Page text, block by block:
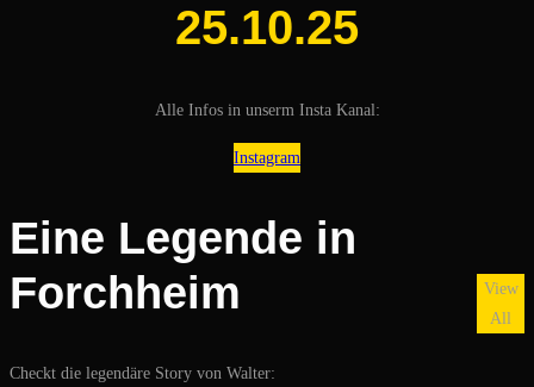
25.10.25
Alle Infos in unserm Insta Kanal:
Instagram
Eine Legende in
Forchheim
Checkt die legendäre Story von Walter:
View
All